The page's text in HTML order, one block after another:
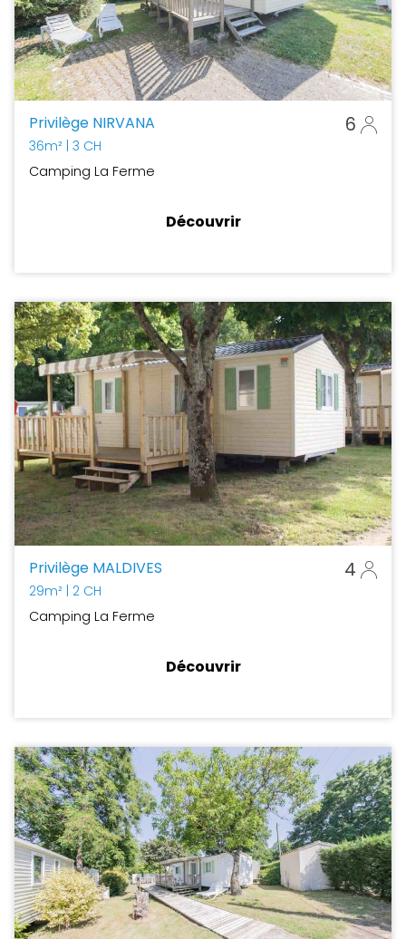
Privilège NIRVANA 6
36m² | 3 CH
Camping La Ferme
Découvrir
Privilège MALDIVES 4
29m² | 2 CH
Camping La Ferme
Découvrir